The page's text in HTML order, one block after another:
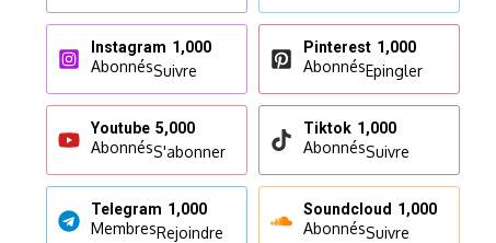
Instagram 1,000
AbonnésSuivre
Pinterest 1,000
AbonnésEpingler
Youtube 5,000
AbonnésS'abonner
Tiktok 1,000
AbonnésSuivre
Telegram 1,000
MembresRejoindre
Soundcloud 1,000
AbonnésSuivre